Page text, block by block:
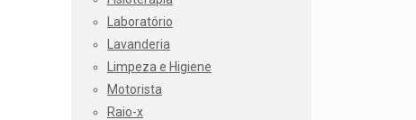
Laboratório
Lavanderia
Limpeza e Higiene
Motorista
Raio-x